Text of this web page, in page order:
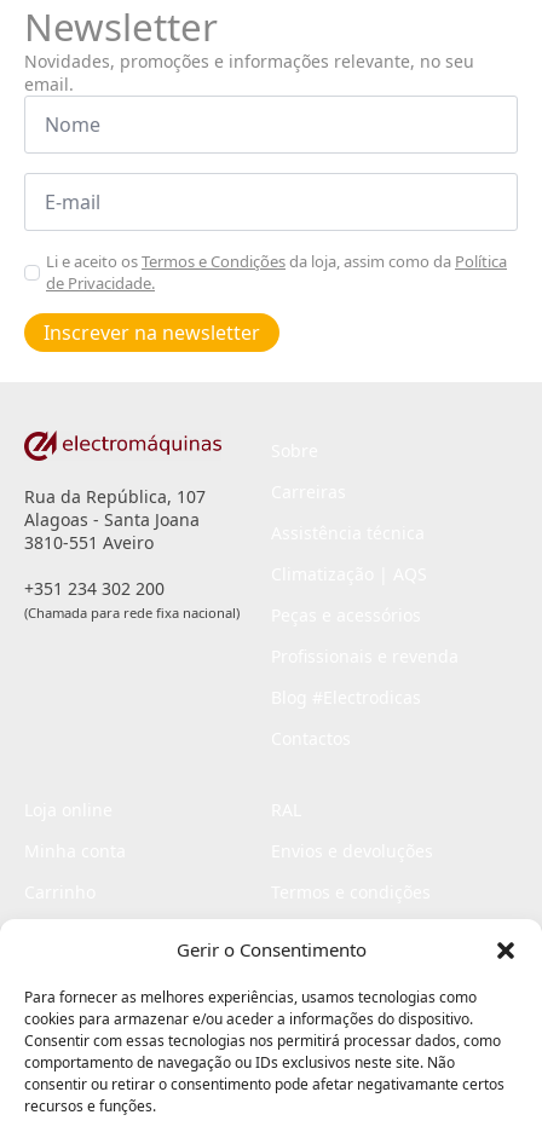
Gerir o Consentimento
Para fornecer as melhores experiências, usamos tecnologias como
cookies para armazenar e/ou aceder a informações do dispositivo.
Consentir com essas tecnologias nos permitirá processar dados, como
comportamento de navegação ou IDs exclusivos neste site. Não
consentir ou retirar o consentimento pode afetar negativamante certos
recursos e funções.
Newsletter
Novidades, promoções e informações relevante, no seu
email.
Nome
Email
Aceitar
Poiticas
de
privacidade
Li e aceito osTermos e Condiçõesda loja, assim como da Política
de Privacidade.
Inscrever na newsletter
Rua da República, 107
Alagoas - Santa Joana
3810-551 Aveiro
+351 234 302 200
(Chamada para rede fixa nacional)
Livro de elogios